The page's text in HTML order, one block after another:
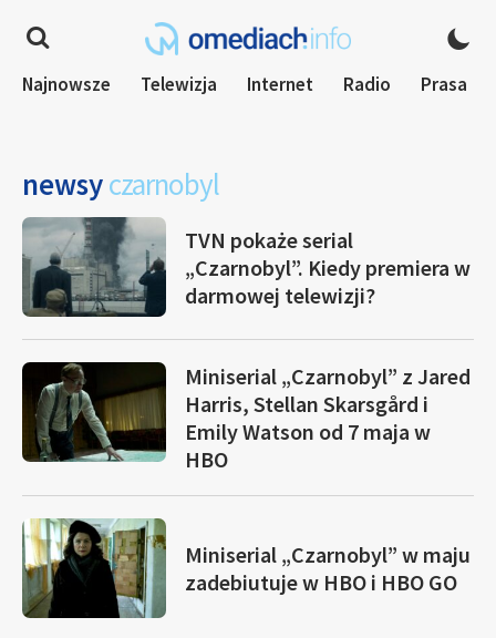
Najnowsze Telewizja Internet Radio Prasa
newsyczarnobyl
TVN pokaże serial
„Czarnobyl”. Kiedy premiera w
darmowej telewizji?
Miniserial „Czarnobyl” z Jared
Harris, Stellan Skarsgård i
Emily Watson od 7 maja w
HBO
Miniserial „Czarnobyl” w maju
zadebiutuje w HBO i HBO GO